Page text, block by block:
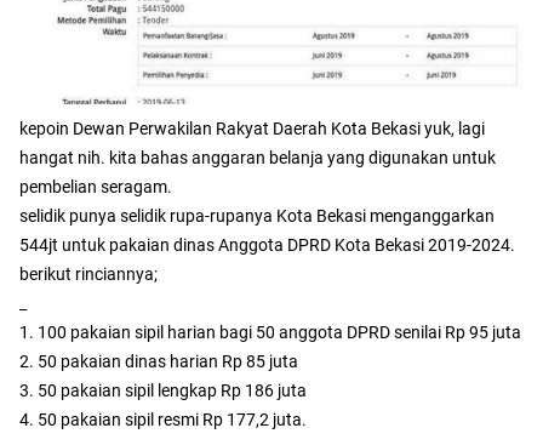
kepoin Dewan Perwakilan Rakyat Daerah Kota Bekasi yuk, lagi
hangat nih. kita bahas anggaran belanja yang digunakan untuk
pembelian seragam.
selidik punya selidik rupa-rupanya Kota Bekasi menganggarkan
544jt untuk pakaian dinas Anggota DPRD Kota Bekasi 2019-2024.
berikut rinciannya;
1. 100 pakaian sipil harian bagi 50 anggota DPRD senilai Rp 95 juta
2. 50 pakaian dinas harian Rp 85 juta
3. 50 pakaian sipil lengkap Rp 186 juta
4. 50 pakaian sipil resmi Rp 177,2 juta.